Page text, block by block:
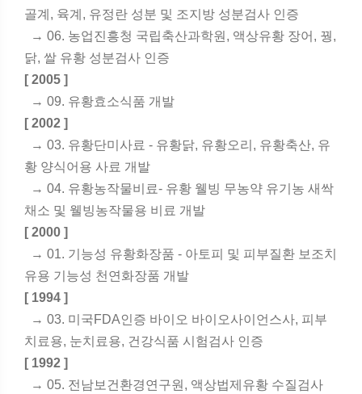
골계, 육계, 유정란 성분 및 조지방 성분검사 인증
→ 06. 농업진흥청 국립축산과학원, 액상유황 장어, 꿩,
닭, 쌀 유황 성분검사 인증
[ 2005 ]
→ 09. 유황효소식품 개발
[ 2002 ]
→ 03. 유황단미사료 - 유황닭, 유황오리, 유황축산, 유
황 양식어용 사료 개발
→ 04. 유황농작물비료- 유황 웰빙 무농약 유기농 새싹
채소 및 웰빙농작물용 비료 개발
[ 2000 ]
→ 01. 기능성 유황화장품 - 아토피 및 피부질환 보조치
유용 기능성 천연화장품 개발
[ 1994 ]
→ 03. 미국FDA인증 바이오 바이오사이언스사, 피부
치료용, 눈치료용, 건강식품 시험검사 인증
[ 1992 ]
→ 05. 전남보건환경연구원, 액상법제유황 수질검사